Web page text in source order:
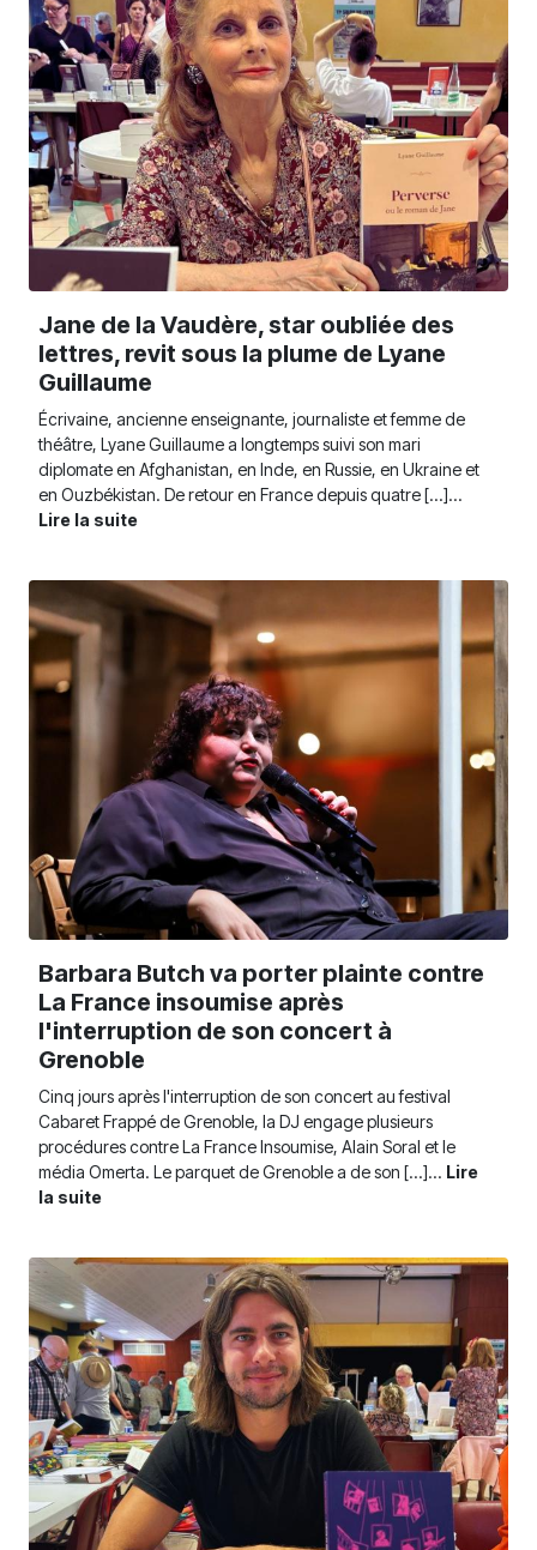
Jane de la Vaudère, star oubliée des
lettres, revit sous la plume de Lyane
Guillaume
Écrivaine, ancienne enseignante, journaliste et femme de
théâtre, Lyane Guillaume a longtemps suivi son mari
diplomate en Afghanistan, en Inde, en Russie, en Ukraine et
en Ouzbékistan. De retour en France depuis quatre [...]...
Lire la suite
Barbara Butch va porter plainte contre
La France insoumise après
l'interruption de son concert à
Grenoble
Cinq jours après l'interruption de son concert au festival
Cabaret Frappé de Grenoble, la DJ engage plusieurs
procédures contre La France Insoumise, Alain Soral et le
média Omerta. Le parquet de Grenoble a de son [...]... Lire
la suite